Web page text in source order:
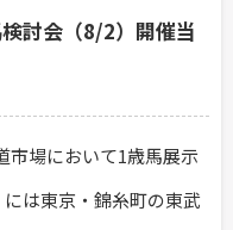
討会（8/2）開催当
市場において1歳馬展示
は東京・錦糸町の東武